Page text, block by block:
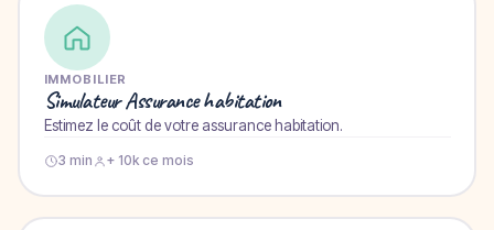
IMMOBILIER
Simulateur Assurance habitation
Estimez le coût de votre assurance habitation.
3 min + 10k ce mois